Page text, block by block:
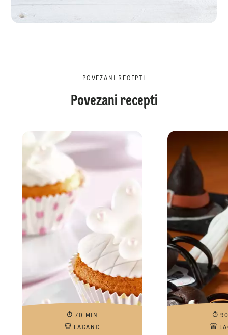
POVEZANI RECEPTI
Povezani recepti
70 MIN
LAGANO